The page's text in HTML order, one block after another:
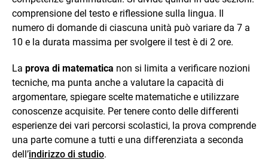
comprensione del testo e riflessione sulla lingua. Il
numero di domande di ciascuna unità può variare da 7 a
10 e la durata massima per svolgere il test è di 2 ore.
La prova di matematica non si limita a verificare nozioni
tecniche, ma punta anche a valutare la capacità di
argomentare, spiegare scelte matematiche e utilizzare
conoscenze acquisite. Per tenere conto delle differenti
esperienze dei vari percorsi scolastici, la prova comprende
una parte comune a tutti e una differenziata a seconda
dell’indirizzo di studio.